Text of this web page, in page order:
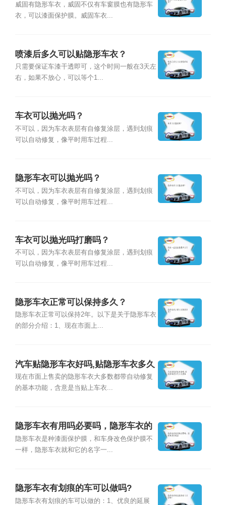
威固有隐形车衣，威固不仅有车窗膜也有隐形车
衣，可以漆面保护膜。威固车衣...
喷漆后多久可以贴隐形车衣？
只需要保证车漆干透即可，这个时间一般在3天左
右，如果不放心，可以等个1...
车衣可以抛光吗？
不可以，因为车衣表层有自修复涂层，遇到划痕
可以自动修复，像平时用车过程...
隐形车衣可以抛光吗？
不可以，因为车衣表层有自修复涂层，遇到划痕
可以自动修复，像平时用车过程...
车衣可以抛光吗打磨吗？
不可以，因为车衣表层有自修复涂层，遇到划痕
可以自动修复，像平时用车过程...
隐形车衣正常可以保持多久？
隐形车衣正常可以保持2年。以下是关于隐形车衣
的部分介绍：1、现在市面上...
汽车贴隐形车衣好吗,贴隐形车衣多久
可以洗车
现在市面上售卖的隐形车衣大多数都带自动修复
的基本功能，含意是当贴上车衣...
隐形车衣有用吗必要吗，隐形车衣的
缺点
隐形车衣是种漆面保护膜，和车身改色保护膜不
一样，隐形车衣就和它的名字一...
隐形车衣有划痕的车可以做吗?
隐形车衣有划痕的车可以做的：1、优良的延展